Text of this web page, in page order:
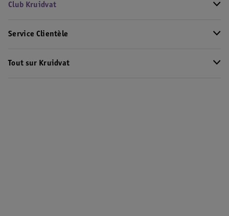
Club Kruidvat
Service Clientèle
Tout sur Kruidvat